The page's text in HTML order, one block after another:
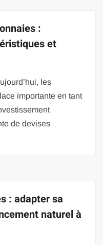
:
et
les
importante en tant
de devises
: adapter sa
naturel à